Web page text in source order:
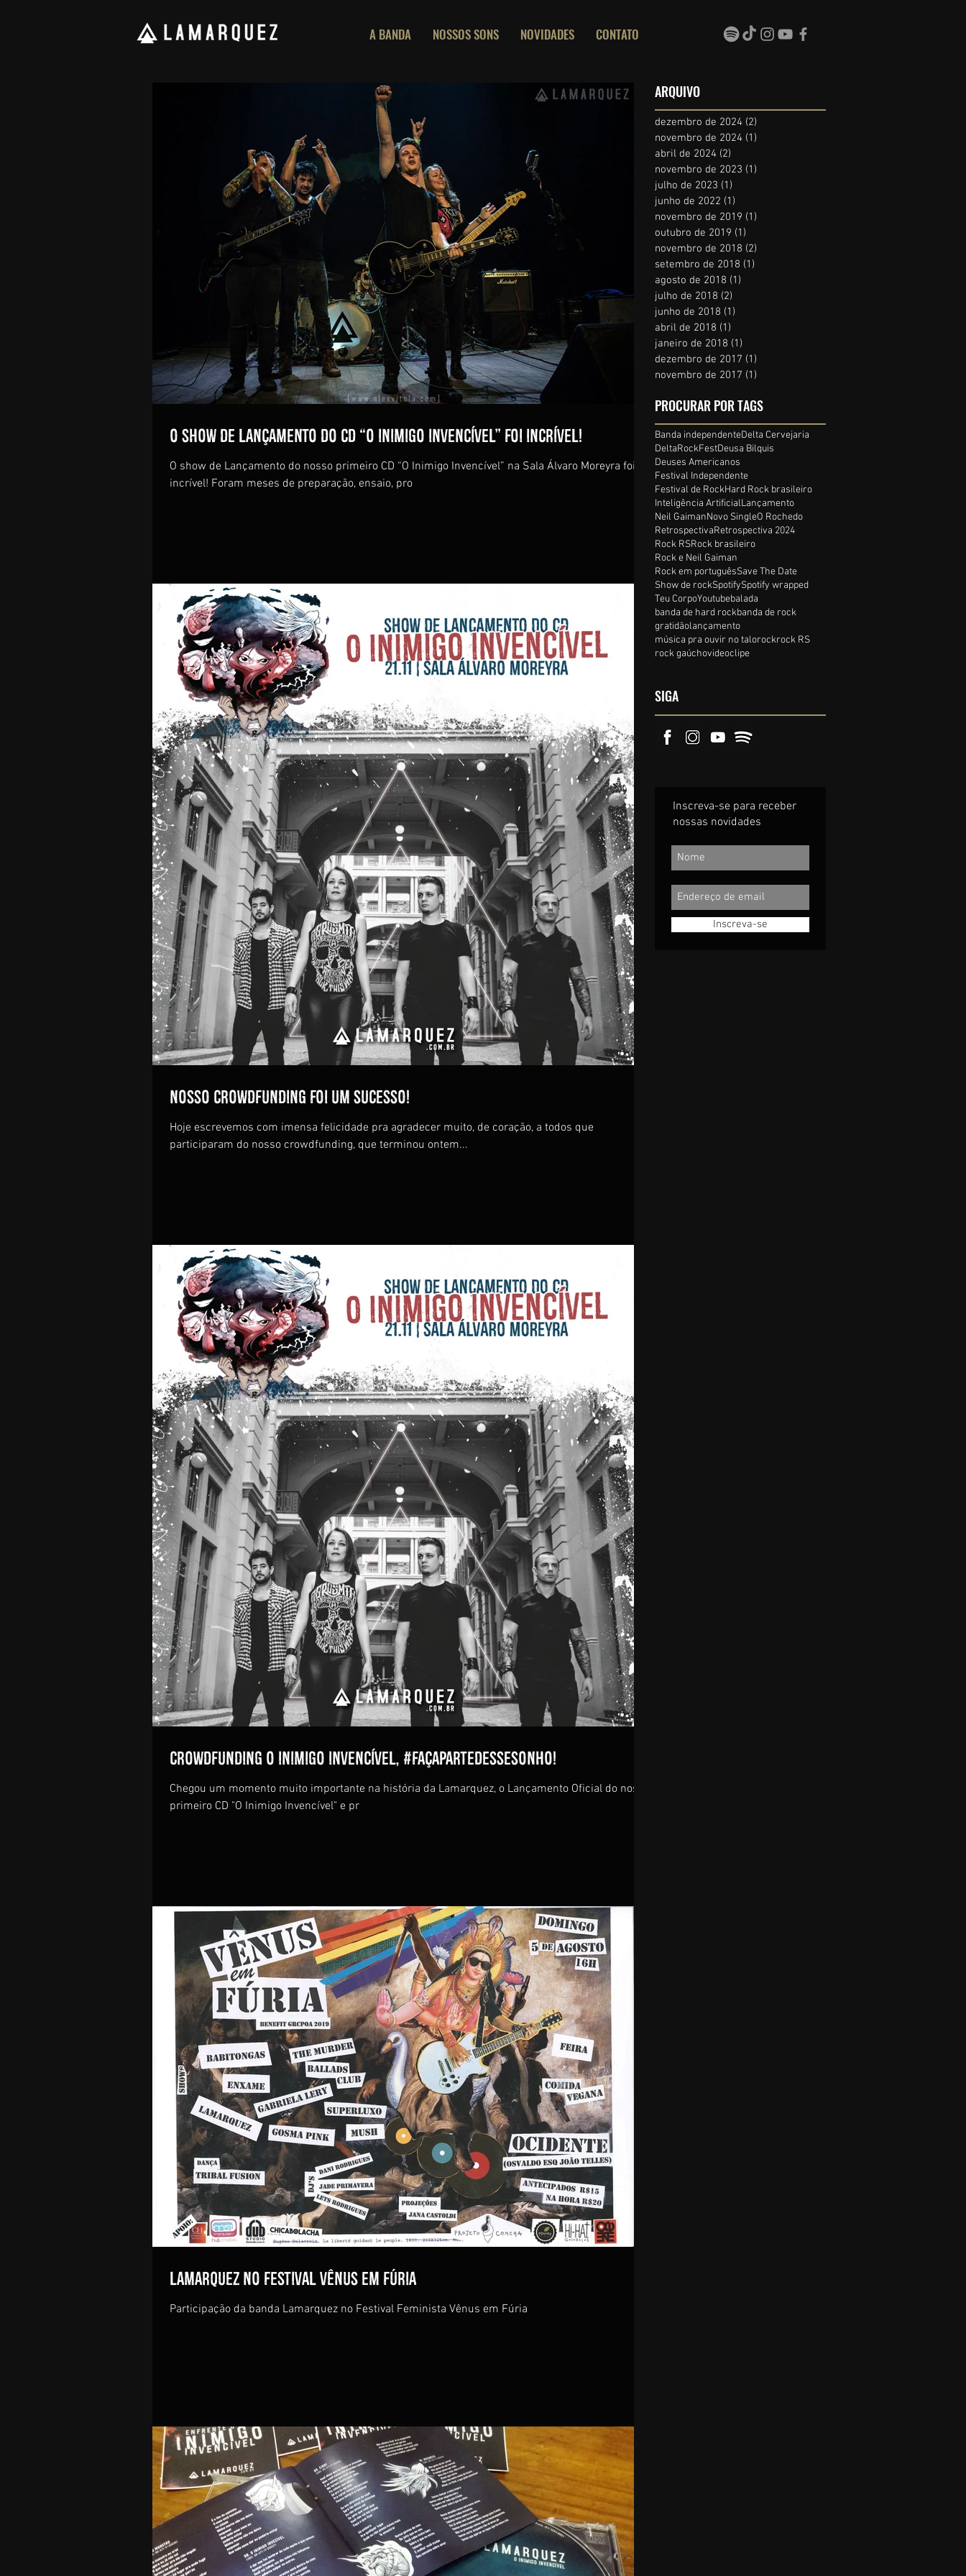
A BANDA NOSSOS SONS NOVIDADES CONTATO
O Show de Lançamento do CD “O Inimigo Invencível” foi incrível!
O show de Lançamento do nosso primeiro CD “O Inimigo Invencível” na Sala Álvaro Moreyra foi
incrível! Foram meses de preparação, ensaio, pro
Nosso Crowdfunding foi um sucesso!
Hoje escrevemos com imensa felicidade pra agradecer muito, de coração, a todos que
participaram do nosso crowdfunding, que terminou ontem...
Crowdfunding O Inimigo Invencível, #FaçaParteDesseSonho!
Chegou um momento muito importante na história da Lamarquez, o Lançamento Oficial do nosso
primeiro CD "O Inimigo Invencível" e pr
Lamarquez no Festival Vênus em fúria
Participação da banda Lamarquez no Festival Feminista Vênus em Fúria
ARQUIVO
dezembro de 2024 (2)
novembro de 2024 (1)
abril de 2024 (2)
novembro de 2023 (1)
julho de 2023 (1)
junho de 2022 (1)
novembro de 2019 (1)
outubro de 2019 (1)
novembro de 2018 (2)
setembro de 2018 (1)
agosto de 2018 (1)
julho de 2018 (2)
junho de 2018 (1)
abril de 2018 (1)
janeiro de 2018 (1)
dezembro de 2017 (1)
novembro de 2017 (1)
PROCURAR POR TAGS
Banda independenteDelta Cervejaria
DeltaRockFestDeusa Bilquis
Deuses Americanos
Festival Independente
Festival de RockHard Rock brasileiro
Inteligência ArtificialLançamento
Neil GaimanNovo SingleO Rochedo
RetrospectivaRetrospectiva 2024
Rock RSRock brasileiro
Rock e Neil Gaiman
Rock em portuguêsSave The Date
Show de rockSpotifySpotify wrapped
Teu CorpoYoutubebalada
banda de hard rockbanda de rock
gratidãolançamento
música pra ouvir no talorockrock RS
rock gaúchovideoclipe
SIGA
Inscreva-se para receber
nossas novidades
Inscreva-se